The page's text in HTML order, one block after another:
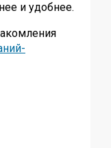
и удобнее.